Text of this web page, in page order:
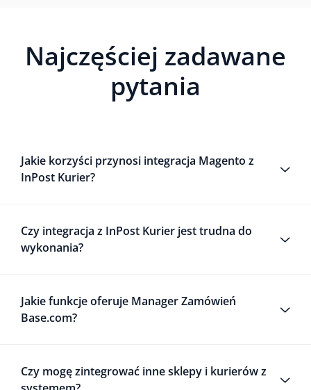
Najczęściej zadawane
pytania
Jakie korzyści przynosi integracja Magento z
InPost Kurier?
Czy integracja z InPost Kurier jest trudna do
wykonania?
Jakie funkcje oferuje Manager Zamówień
Base.com?
Czy mogę zintegrować inne sklepy i kurierów z